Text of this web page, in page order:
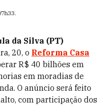
.
da Silva (PT)
20, o Reforma Casa
R$ 40 bilhões em
em moradias de
O anúncio será feito
com participação dos